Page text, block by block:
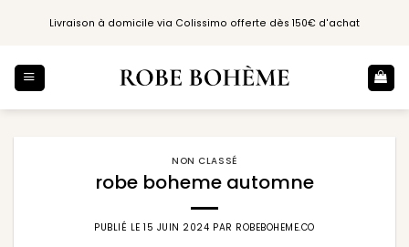
Livraison à domicile via Colissimo offerte dès 150€ d'achat
NON CLASSÉ
robe boheme automne
PUBLIÉ LE15 JUIN 2024 PAR ROBEBOHEME.CO